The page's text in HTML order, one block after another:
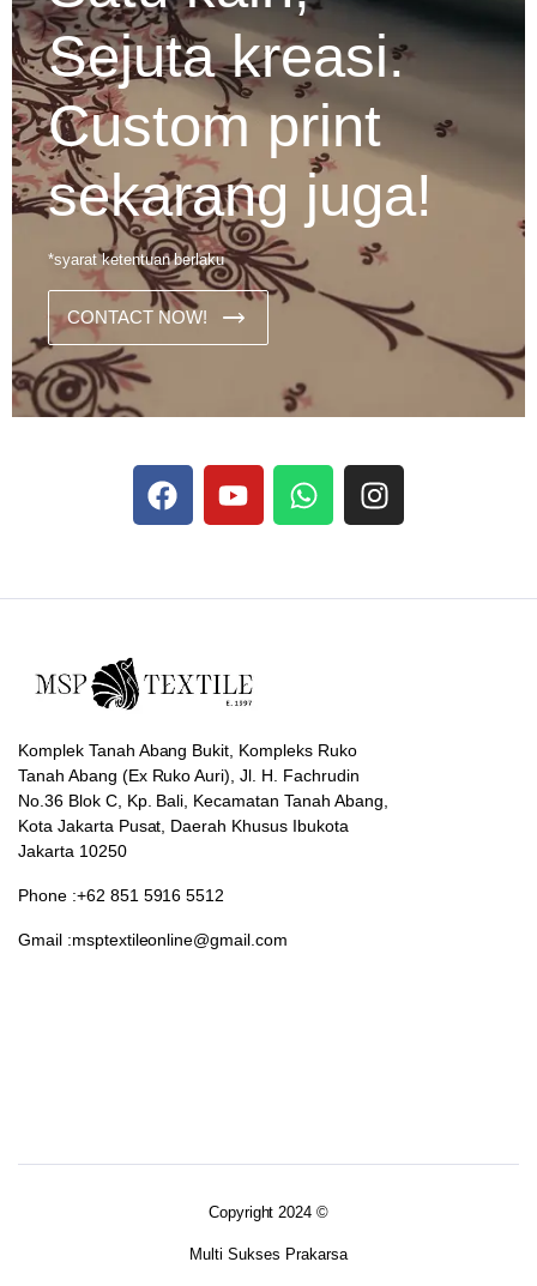
Sejuta kreasi.
Custom print
sekarang juga!
*syarat ketentuan berlaku
CONTACT NOW!
francophones.
Komplek Tanah Abang Bukit, Kompleks Ruko
Tanah Abang (Ex Ruko Auri), Jl. H. Fachrudin
No.36 Blok C, Kp. Bali, Kecamatan Tanah Abang,
Kota Jakarta Pusat, Daerah Khusus Ibukota
Jakarta 10250
Phone :+62 851 5916 5512
Gmail :msptextileonline@gmail.com
Copyright 2024 ©
Multi Sukses Prakarsa